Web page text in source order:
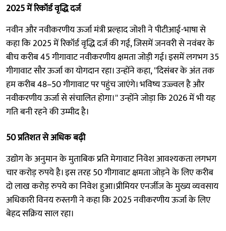
2025 में रिकॉर्ड वृद्धि दर्ज
नवीन और नवीकरणीय ऊर्जा मंत्री प्रल्हाद जोशी ने पीटीआई-भाषा से
कहा कि 2025 में रिकॉर्ड वृद्धि दर्ज की गई, जिसमें जनवरी से नवंबर के
बीच करीब 45 गीगावाट नवीकरणीय क्षमता जोड़ी गई। इसमें लगभग 35
गीगावाट सौर ऊर्जा का योगदान रहा। उन्होंने कहा, ''दिसंबर के अंत तक
हम करीब 48–50 गीगावाट पर पहुंच जाएंगे। भविष्य उज्ज्वल है और
नवीकरणीय ऊर्जा से संचालित होगा।'' उन्होंने जोड़ा कि 2026 में भी यह
गति बनी रहने की उम्मीद है।
50 प्रतिशत से अधिक बढ़ी
उद्योग के अनुमान के मुताबिक प्रति मेगावाट निवेश आवश्यकता लगभग
चार करोड़ रुपये है। इस तरह 50 गीगावाट क्षमता जोड़ने के लिए करीब
दो लाख करोड़ रुपये का निवेश हुआ।प्रीमियर एनर्जीज के मुख्य व्यवसाय
अधिकारी विनय रुस्तगी ने कहा कि 2025 नवीकरणीय ऊर्जा के लिए
बेहद सक्रिय साल रहा।